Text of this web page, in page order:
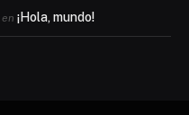
en¡Hola, mundo!